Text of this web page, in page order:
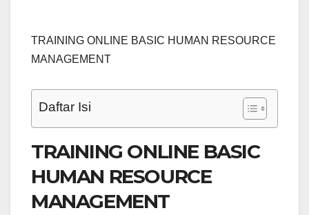
TRAINING ONLINE BASIC HUMAN RESOURCE
MANAGEMENT
Daftar Isi
TRAINING ONLINE BASIC
HUMAN RESOURCE
MANAGEMENT